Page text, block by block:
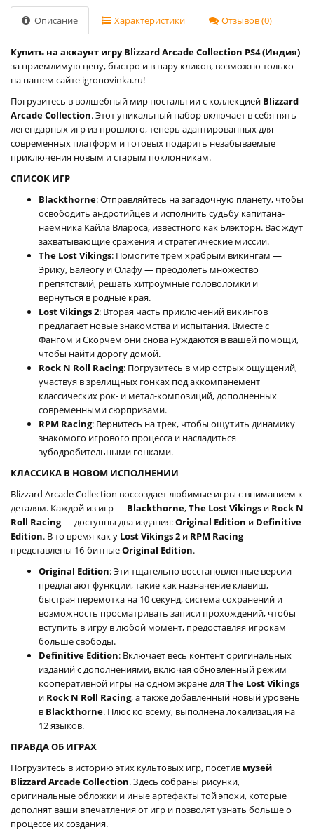
Описание Характеристики Отзывов (0)
Купить на аккаунт игру Blizzard Arcade Collection PS4 (Индия)
за приемлимую цену, быстро и в пару кликов, возможно только
на нашем сайте igronovinka.ru!
Погрузитесь в волшебный мир ностальгии с коллекцией Blizzard
Arcade Collection. Этот уникальный набор включает в себя пять
легендарных игр из прошлого, теперь адаптированных для
современных платформ и готовых подарить незабываемые
приключения новым и старым поклонникам.
СПИСОК ИГР
Blackthorne: Отправляйтесь на загадочную планету, чтобы
освободить андротийцев и исполнить судьбу капитана-
наемника Кайла Влароса, известного как Блэкторн. Вас ждут
захватывающие сражения и стратегические миссии.
The Lost Vikings: Помогите трём храбрым викингам —
Эрику, Балеогу и Олафу — преодолеть множество
препятствий, решать хитроумные головоломки и
вернуться в родные края.
Lost Vikings 2: Вторая часть приключений викингов
предлагает новые знакомства и испытания. Вместе с
Фангом и Скорчем они снова нуждаются в вашей помощи,
чтобы найти дорогу домой.
Rock N Roll Racing: Погрузитесь в мир острых ощущений,
участвуя в зрелищных гонках под аккомпанемент
классических рок- и метал-композиций, дополненных
современными сюрпризами.
RPM Racing: Вернитесь на трек, чтобы ощутить динамику
знакомого игрового процесса и насладиться
зубодробительными гонками.
КЛАССИКА В НОВОМ ИСПОЛНЕНИИ
Blizzard Arcade Collection воссоздает любимые игры с вниманием к
деталям. Каждой из игр — Blackthorne,The Lost Vikings и Rock N
Roll Racing— доступны два издания:Original Edition и Definitive
Edition. В то время как у Lost Vikings 2 и RPM Racing
представлены 16-битныеOriginal Edition.
Original Edition: Эти тщательно восстановленные версии
предлагают функции, такие как назначение клавиш,
быстрая перемотка на 10 секунд, система сохранений и
возможность просматривать записи прохождений, чтобы
вступить в игру в любой момент, предоставляя игрокам
больше свободы.
Definitive Edition: Включает весь контент оригинальных
изданий с дополнениями, включая обновленный режим
кооперативной игры на одном экране для The Lost Vikings
и Rock N Roll Racing, а также добавленный новый уровень
в Blackthorne. Плюс ко всему, выполнена локализация на
12 языков.
ПРАВДА ОБ ИГРАХ
Погрузитесь в историю этих культовых игр, посетив музей
Blizzard Arcade Collection. Здесь собраны рисунки,
оригинальные обложки и иные артефакты той эпохи, которые
дополнят ваши впечатления от игр и позволят узнать больше о
процессе их создания.